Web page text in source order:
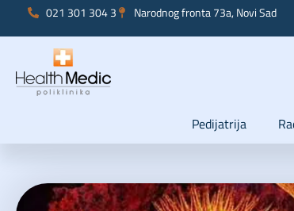
021 301 304 3 Narodnog fronta 73a, Novi Sad
Pedijatrija